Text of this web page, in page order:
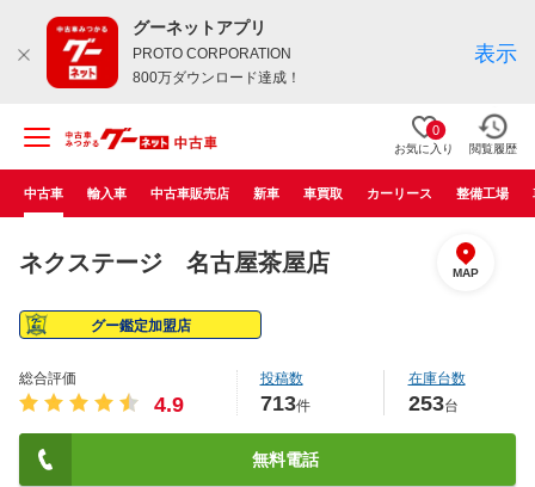
グーネットアプリ
PROTO CORPORATION
800万ダウンロード達成！
表示
0
お気に入り 閲覧履歴
中古車 輸入車 中古車販売店 新車 車買取 カーリース 整備工場
ネクステージ 名古屋茶屋店 MAP
グー鑑定加盟店
総合評価
4.9
投稿数
713件
在庫台数
253台
無料電話